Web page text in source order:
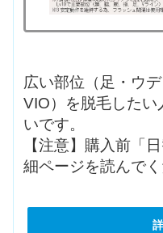
広い部位（足・ウ
VIO）を脱毛した
いです。
【注意】購入前「
細ページを読んでく